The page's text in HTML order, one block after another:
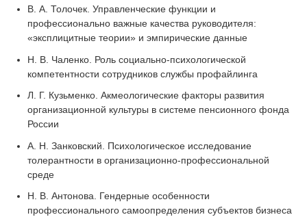
В. А. Толочек. Управленческие функции и
профессионально важные качества руководителя:
«эксплицитные теории» и эмпирические данные
Н. В. Чаленко. Роль социально-психологической
компетентности сотрудников службы профайлинга
Л. Г. Кузьменко. Акмеологические факторы развития
организационной культуры в системе пенсионного фонда
России
А. Н. Занковский. Психологическое исследование
толерантности в организационно-профессиональной
среде
Н. В. Антонова. Гендерные особенности
профессионального самоопределения субъектов бизнеса